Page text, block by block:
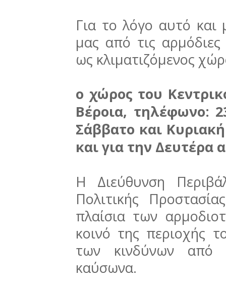
Για το λόγο αυτό
μας από τις αρμόδιες
ως κλιματιζόμενος
ο χώρος του
Βέροια, τηλέφωνο:
Σάββατο και
και για την Δευτέρα
Η Διεύθυνση
Πολιτικής
πλαίσια των
κοινό της περιοχής
των κινδύνων από
καύσωνα.